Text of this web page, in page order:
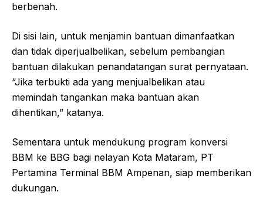
berbenah.
Di sisi lain, untuk menjamin bantuan dimanfaatkan
dan tidak diperjualbelikan, sebelum pembangian
bantuan dilakukan penandatangan surat pernyataan.
“Jika terbukti ada yang menjualbelikan atau
memindah tangankan maka bantuan akan
dihentikan,” katanya.
Sementara untuk mendukung program konversi
BBM ke BBG bagi nelayan Kota Mataram, PT
Pertamina Terminal BBM Ampenan, siap memberikan
dukungan.